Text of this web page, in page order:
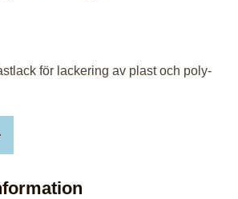
för lackering av plast och poly-